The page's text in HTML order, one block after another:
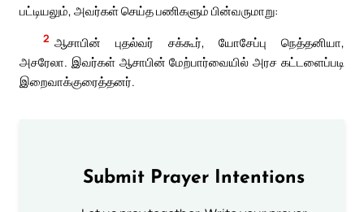
பட்டியலும், அவர்கள் செய்த பணிகளும் பின்வருமாறு:
2 ஆசாபின் புதல்வர் சக்கூர், யோசேப்பு நெத்தனியா,
அசரேலா. இவர்கள் ஆசாபின் மேற்பார்வையில் அரச கட்டளைப்படி
இறைவாக்குரைத்தனர்.
Submit Prayer Intentions